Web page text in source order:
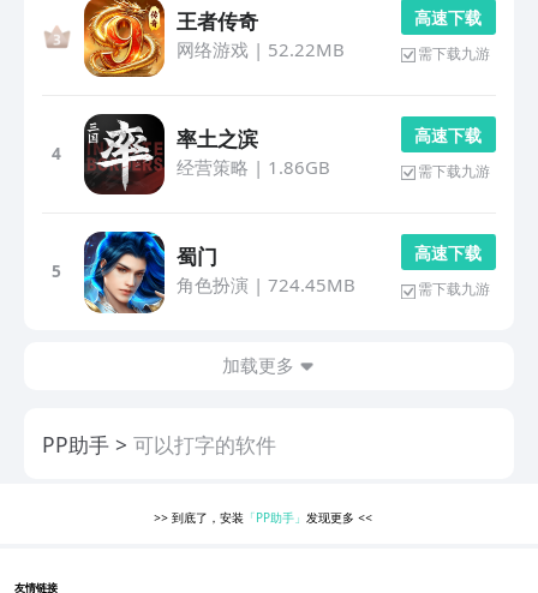
王者传奇
网络游戏| 52.22MB
高 速 下 载
需下载九游
4
率土之滨
经营策略 | 1.86GB
高 速 下 载
需下载九游
5
蜀门
角色扮演 | 724.45MB
高 速 下 载
需下载九游
加载更多
PP助手 可以打字的软件
>> 到底了，安装 「PP助手」 发现更多<<
友情链接